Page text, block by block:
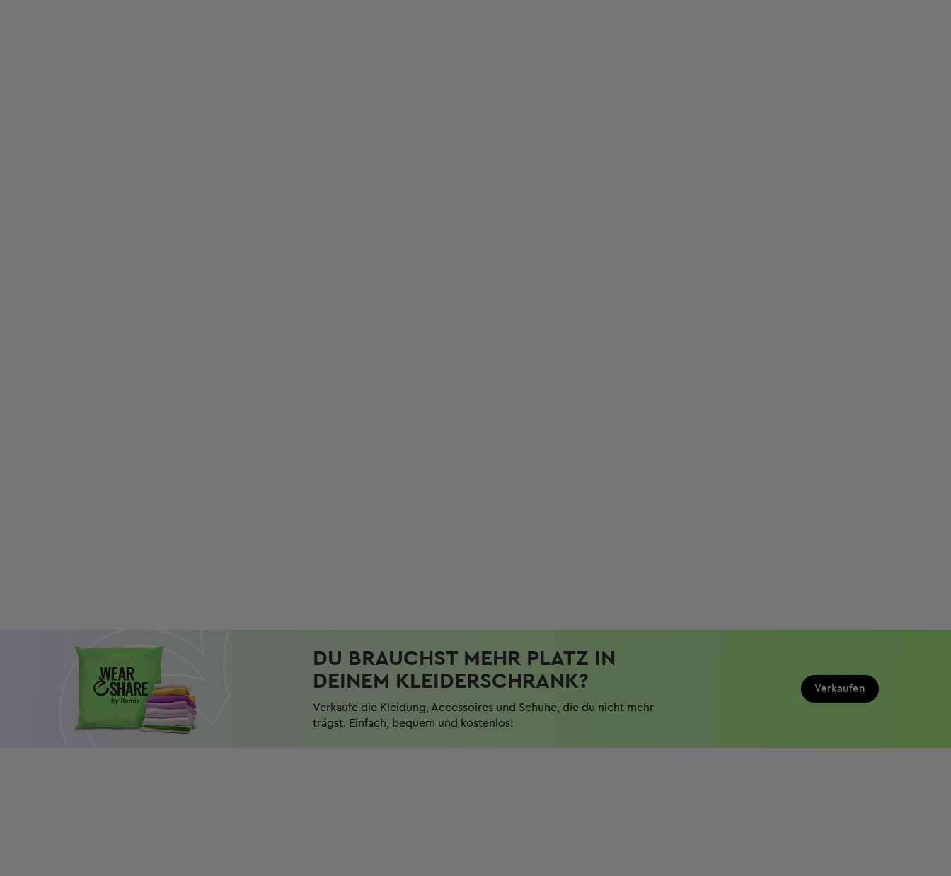
DU BRAUCHST MEHR PLATZ IN
DEINEM KLEIDERSCHRANK?
Verkaufe die Kleidung, Accessoires und Schuhe, die du nicht mehr
trägst. Einfach, bequem und kostenlos!
Verkaufen